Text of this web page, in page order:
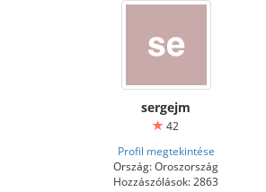
sergejm
42
Profil megtekintése
Ország: Oroszország
Hozzászólások: 2863